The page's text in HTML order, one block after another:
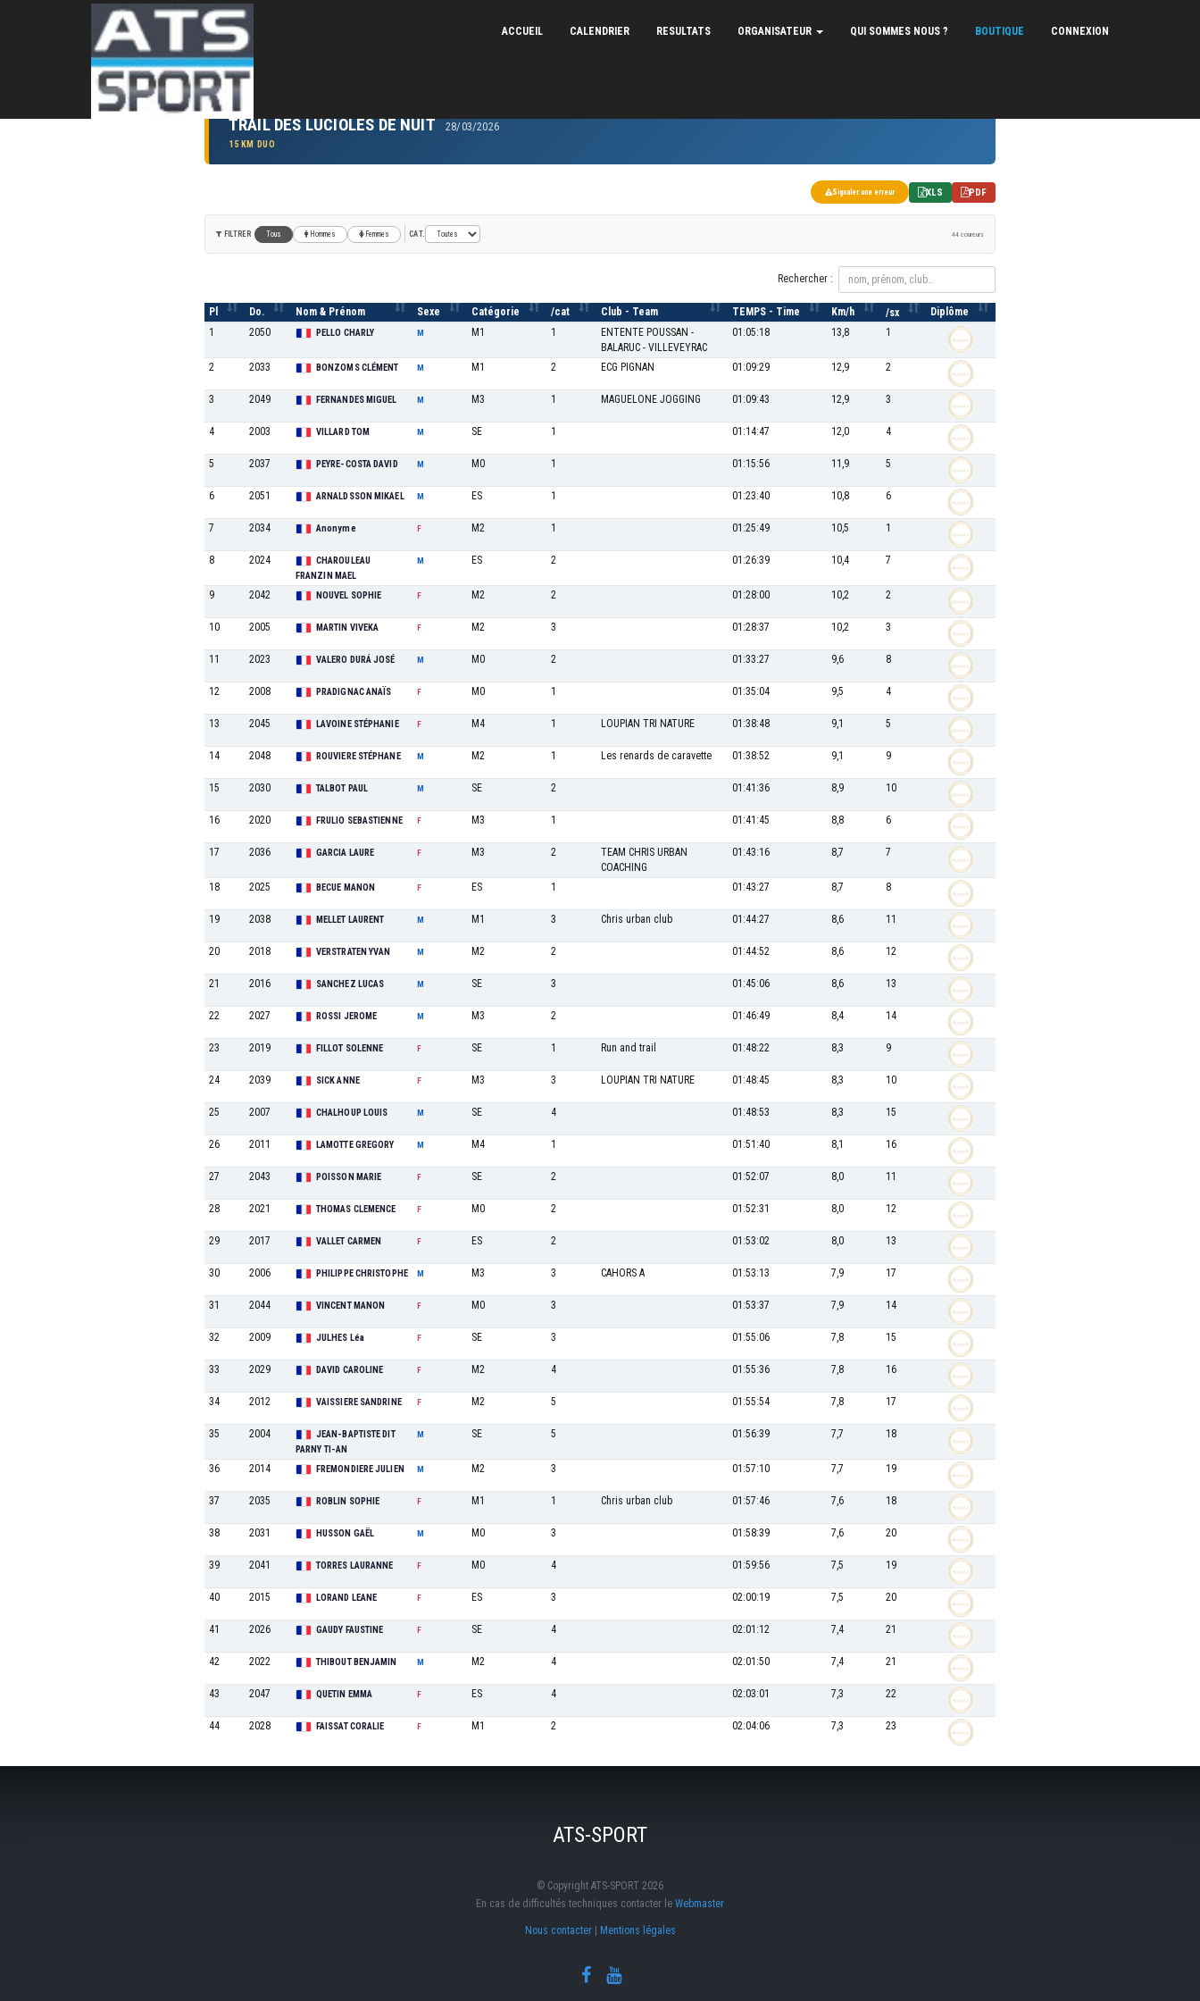
ACCUEIL CALENDRIER RESULTATS ORGANISATEUR QUI SOMMES NOUS ? BOUTIQUE CONNEXION
TRAIL DES LUCIOLES DE NUIT 28/03/2026
15 KM DUO
Signaler une erreur XLS PDF
FILTRER Tous Hommes Femmes CAT. 44 coureurs
Rechercher :
Pl Do. Nom & Prénom Sexe Catégorie /cat Club - Team TEMPS - Time Km/h /sx
Diplôme
1
2050 PELLO CHARLY M M1 1
ENTENTE POUSSAN -
BALARUC - VILLEVEYRAC
01:05:18 13,8 1
2 2033 BONZOMS CLÉMENT M M1 2 ECG PIGNAN 01:09:29 12,9 2
3 2049 FERNANDES MIGUEL M M3 1 MAGUELONE JOGGING 01:09:43 12,9 3
4 2003 VILLARD TOM M SE 1 01:14:47 12,0 4
5 2037 PEYRE-COSTA DAVID M M0 1 01:15:56 11,9 5
6 2051 ARNALDSSON MIKAEL M ES 1 01:23:40 10,8 6
7 2034 Anonyme F M2 1 01:25:49 10,5 1
8 2024
CHAROULEAU
FRANZIN MAEL
M ES 2 01:26:39 10,4 7
9 2042 NOUVEL SOPHIE F M2 2 01:28:00 10,2 2
10 2005 MARTIN VIVEKA F M2 3 01:28:37 10,2 3
11 2023 VALERO DURÁ JOSÉ M M0 2 01:33:27 9,6 8
12 2008 PRADIGNAC ANAÏS F M0 1 01:35:04 9,5 4
13 2045 LAVOINE STÉPHANIE F M4 1 LOUPIAN TRI NATURE 01:38:48 9,1 5
14 2048 ROUVIERE STÉPHANE M M2 1 Les renards de caravette 01:38:52 9,1 9
15 2030 TALBOT PAUL M SE 2 01:41:36 8,9 10
16 2020 FRULIO SEBASTIENNE F M3 1 01:41:45 8,8 6
17 2036 GARCIA LAURE F M3 2
TEAM CHRIS URBAN
COACHING
01:43:16 8,7 7
18 2025 BECUE MANON F ES 1 01:43:27 8,7 8
19 2038 MELLET LAURENT M M1 3 Chris urban club 01:44:27 8,6 11
20 2018 VERSTRATEN YVAN M M2 2 01:44:52 8,6 12
21 2016 SANCHEZ LUCAS M SE 3 01:45:06 8,6 13
22 2027 ROSSI JEROME M M3 2 01:46:49 8,4 14
23 2019 FILLOT SOLENNE F SE 1 Run and trail 01:48:22 8,3 9
24 2039 SICK ANNE F M3 3 LOUPIAN TRI NATURE 01:48:45 8,3 10
25 2007 CHALHOUP LOUIS M SE 4 01:48:53 8,3 15
26 2011 LAMOTTE GREGORY M M4 1 01:51:40 8,1 16
27 2043 POISSON MARIE F SE 2 01:52:07 8,0 11
28 2021 THOMAS CLEMENCE F M0 2 01:52:31 8,0 12
29 2017 VALLET CARMEN F ES 2 01:53:02 8,0 13
30 2006 PHILIPPE CHRISTOPHE M M3 3 CAHORS A 01:53:13 7,9 17
31 2044 VINCENT MANON F M0 3 01:53:37 7,9 14
32 2009 JULHES Léa F SE 3 01:55:06 7,8 15
33 2029 DAVID CAROLINE F M2 4 01:55:36 7,8 16
34 2012 VAISSIERE SANDRINE F M2 5 01:55:54 7,8 17
35 2004
JEAN-BAPTISTE DIT
PARNY TI-AN
M SE 5 01:56:39 7,7 18
36 2014 FREMONDIERE JULIEN M M2 3 01:57:10 7,7 19
37 2035 ROBLIN SOPHIE F M1 1 Chris urban club 01:57:46 7,6 18
38 2031 HUSSON GAËL M M0 3 01:58:39 7,6 20
39 2041 TORRES LAURANNE F M0 4 01:59:56 7,5 19
40 2015 LORAND LEANE F ES 3 02:00:19 7,5 20
41 2026 GAUDY FAUSTINE F SE 4 02:01:12 7,4 21
42 2022 THIBOUT BENJAMIN M M2 4 02:01:50 7,4 21
43 2047 QUETIN EMMA F ES 4 02:03:01 7,3 22
44 2028 FAISSAT CORALIE F M1 2 02:04:06 7,3 23
ATS-SPORT
© Copyright ATS-SPORT 2026
En cas de difficultés techniques contacter le Webmaster
Nous contacter| Mentions légales